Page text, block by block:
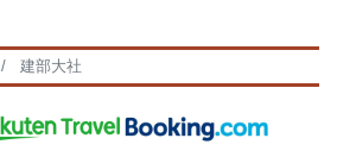
建部大社